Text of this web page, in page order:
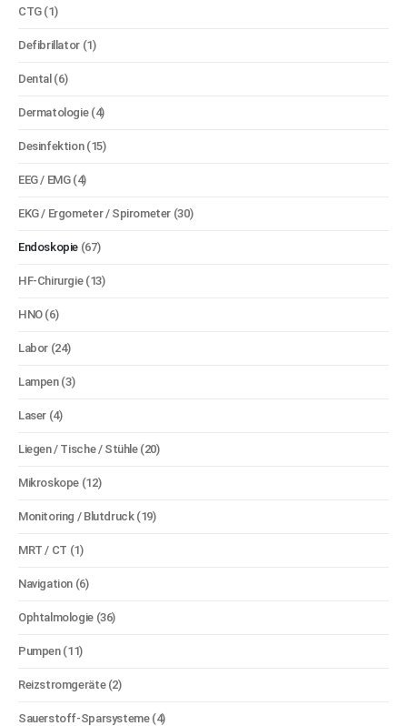
CTG (1)
Defibrillator (1)
Dental (6)
Dermatologie (4)
Desinfektion (15)
EEG / EMG (4)
EKG / Ergometer / Spirometer (30)
Endoskopie (67)
HF-Chirurgie (13)
HNO (6)
Labor (24)
Lampen (3)
Laser (4)
Liegen / Tische / Stühle (20)
Mikroskope (12)
Monitoring / Blutdruck (19)
MRT / CT (1)
Navigation (6)
Ophtalmologie (36)
Pumpen (11)
Reizstromgeräte (2)
Sauerstoff-Sparsysteme (4)